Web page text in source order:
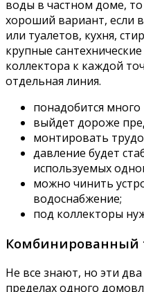
воды в частном доме,
хороший вариант, если
или туалетов, кухня,
крупные
коллектора к каждой
отдельная линия.
понадобится
выйдет дороже
монтировать
давление будет
используемых
можно чинить
водоснабжение;
под коллекторы
Комбинированный
Не все знают, но эти
пределах одного